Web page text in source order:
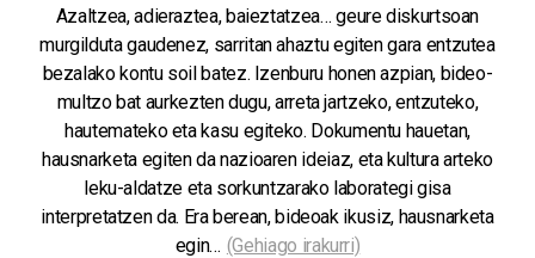
Azaltzea, adieraztea, baieztatzea… geure diskurtsoan
murgilduta gaudenez, sarritan ahaztu egiten gara entzutea
bezalako kontu soil batez. Izenburu honen azpian, bideo-
multzo bat aurkezten dugu, arreta jartzeko, entzuteko,
hautemateko eta kasu egiteko. Dokumentu hauetan,
hausnarketa egiten da nazioaren ideiaz, eta kultura arteko
leku-aldatze eta sorkuntzarako laborategi gisa
interpretatzen da. Era berean, bideoak ikusiz, hausnarketa
egin… (Gehiago irakurri)